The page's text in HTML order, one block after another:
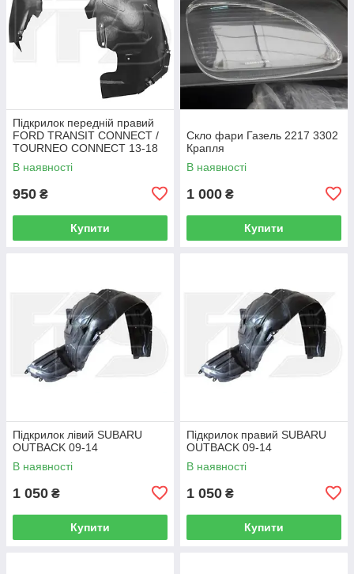
Підкрилок передній правий
FORD TRANSIT CONNECT /
TOURNEO CONNECT 13-18
В наявності
950 ₴
Купити
Скло фари Газель 2217 3302
Крапля
В наявності
1 000 ₴
Купити
Підкрилок лівий SUBARU
OUTBACK 09-14
В наявності
1 050 ₴
Купити
Підкрилок правий SUBARU
OUTBACK 09-14
В наявності
1 050 ₴
Купити